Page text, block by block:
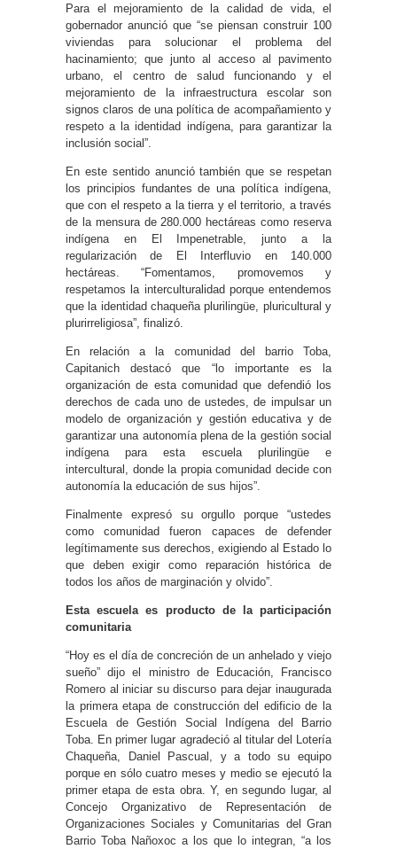
Para el mejoramiento de la calidad de vida, el
gobernador anunció que “se piensan construir 100
viviendas para solucionar el problema del
hacinamiento; que junto al acceso al pavimento
urbano, el centro de salud funcionando y el
mejoramiento de la infraestructura escolar son
signos claros de una política de acompañamiento y
respeto a la identidad indígena, para garantizar la
inclusión social”.
En este sentido anunció también que se respetan
los principios fundantes de una política indígena,
que con el respeto a la tierra y el territorio, a través
de la mensura de 280.000 hectáreas como reserva
indígena en El Impenetrable, junto a la
regularización de El Interfluvio en 140.000
hectáreas. “Fomentamos, promovemos y
respetamos la interculturalidad porque entendemos
que la identidad chaqueña plurilingüe, pluricultural y
plurirreligiosa”, finalizó.
En relación a la comunidad del barrio Toba,
Capitanich destacó que “lo importante es la
organización de esta comunidad que defendió los
derechos de cada uno de ustedes, de impulsar un
modelo de organización y gestión educativa y de
garantizar una autonomía plena de la gestión social
indígena para esta escuela plurilingüe e
intercultural, donde la propia comunidad decide con
autonomía la educación de sus hijos”.
Finalmente expresó su orgullo porque “ustedes
como comunidad fueron capaces de defender
legítimamente sus derechos, exigiendo al Estado lo
que deben exigir como reparación histórica de
todos los años de marginación y olvido”.
Esta escuela es producto de la participación
comunitaria
“Hoy es el día de concreción de un anhelado y viejo
sueño” dijo el ministro de Educación, Francisco
Romero al iniciar su discurso para dejar inaugurada
la primera etapa de construcción del edificio de la
Escuela de Gestión Social Indígena del Barrio
Toba. En primer lugar agradeció al titular del Lotería
Chaqueña, Daniel Pascual, y a todo su equipo
porque en sólo cuatro meses y medio se ejecutó la
primer etapa de esta obra. Y, en segundo lugar, al
Concejo Organizativo de Representación de
Organizaciones Sociales y Comunitarias del Gran
Barrio Toba Nañoxoc a los que lo integran, “a los